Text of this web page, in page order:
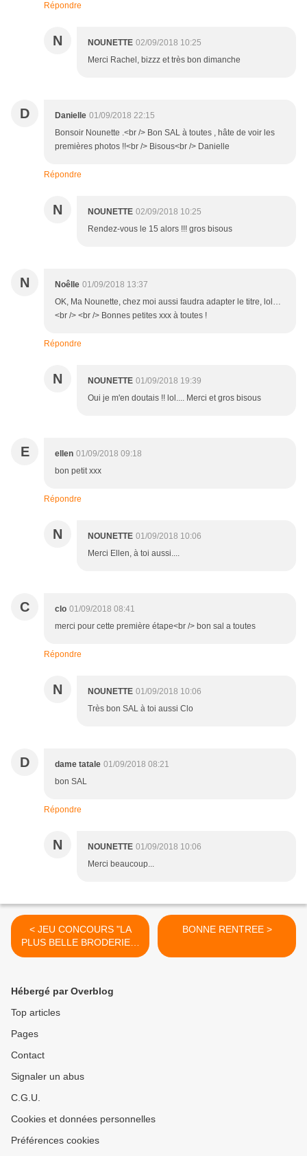
Répondre
N NOUNETTE 02/09/2018 10:25
Merci Rachel, bizzz et très bon dimanche
D Danielle 01/09/2018 22:15
Bonsoir Nounette .<br /> Bon SAL à toutes , hâte de voir les
premières photos !!<br /> Bisous<br /> Danielle
Répondre
N NOUNETTE 02/09/2018 10:25
Rendez-vous le 15 alors !!! gros bisous
N Noêlle 01/09/2018 13:37
OK, Ma Nounette, chez moi aussi faudra adapter le titre, lol…
<br /> <br /> Bonnes petites xxx à toutes !
Répondre
N NOUNETTE 01/09/2018 19:39
Oui je m'en doutais !! lol.... Merci et gros bisous
E ellen 01/09/2018 09:18
bon petit xxx
Répondre
N NOUNETTE 01/09/2018 10:06
Merci Ellen, à toi aussi....
C clo 01/09/2018 08:41
merci pour cette première étape<br /> bon sal a toutes
Répondre
N NOUNETTE 01/09/2018 10:06
Très bon SAL à toi aussi Clo
D dame tatale 01/09/2018 08:21
bon SAL
Répondre
N NOUNETTE 01/09/2018 10:06
Merci beaucoup...
< JEU CONCOURS "LA
PLUS BELLE BRODERIE" -
MILLÉSIME 2018....
BONNE RENTREE >
Hébergé par Overblog
Top articles
Pages
Contact
Signaler un abus
C.G.U.
Cookies et données personnelles
Préférences cookies